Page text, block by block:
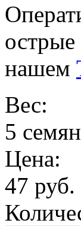
нашем
Вес:
5 семян
Цена:
47 руб.